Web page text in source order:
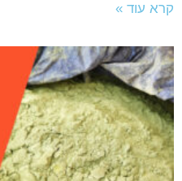
קרא עוד »